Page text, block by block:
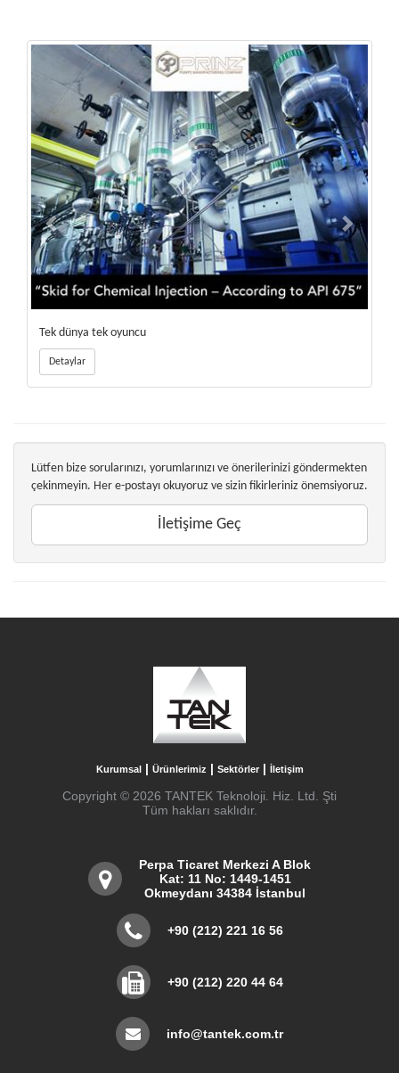
Tek dünya tek oyuncu
Detaylar
Lütfen bize sorularınızı, yorumlarınızı ve önerilerinizi göndermekten
çekinmeyin. Her e-postayı okuyoruz ve sizin fikirleriniz önemsiyoruz.
İletişime Geç
Kurumsal| Ürünlerimiz | Sektörler| İletişim
Copyright © 2026 TANTEK Teknoloji. Hiz. Ltd. Şti
Tüm hakları saklıdır.
Perpa Ticaret Merkezi A Blok
Kat: 11 No: 1449-1451
Okmeydanı 34384 İstanbul
+90 (212) 221 16 56
+90 (212) 220 44 64
info@tantek.com.tr